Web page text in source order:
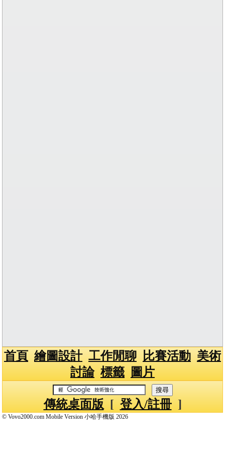
首頁 繪圖設計 工作閒聊 比賽活動 美術
討論 標籤 圖片
傳統桌面版 [ 登入/註冊]
© Vovo2000.com Mobile Version 小哈手機版 2026